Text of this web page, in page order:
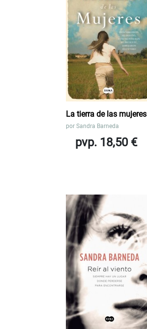
La tierra de las mujeres
por Sandra Barneda
pvp. 18,50 €